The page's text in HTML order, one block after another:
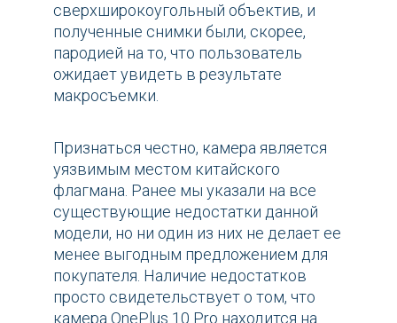
сверхширокоугольный объектив, и
полученные снимки были, скорее,
пародией на то, что пользователь
ожидает увидеть в результате
макросъемки.
Признаться честно, камера является
уязвимым местом китайского
флагмана. Ранее мы указали на все
существующие недостатки данной
модели, но ни один из них не делает ее
менее выгодным предложением для
покупателя. Наличие недостатков
просто свидетельствует о том, что
камера OnePlus 10 Pro находится на